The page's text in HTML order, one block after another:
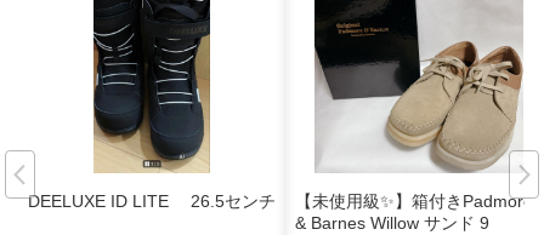
DEELUXE ID LITE 26.5センチ
【未使用級✨】箱付きPadmore
& Barnes Willow サンド 9